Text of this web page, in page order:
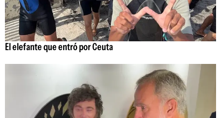
El elefante que entró por Ceuta